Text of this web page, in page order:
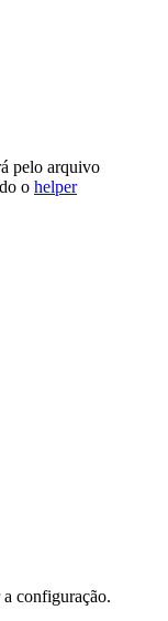
pelo arquivo
o helper
a configuração.